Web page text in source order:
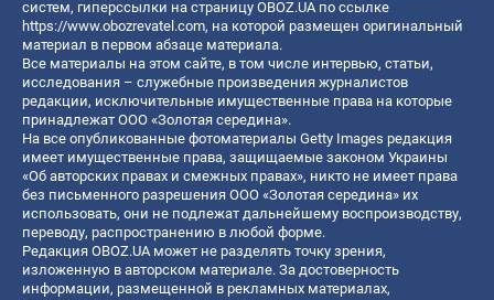
систем, гиперссылки на страницу OBOZ.UA по ссылке
https://www.obozrevatel.com, на которой размещен оригинальный
материал в первом абзаце материала.
Все материалы на этом сайте, в том числе интервью, статьи,
исследования – служебные произведения журналистов
редакции, исключительные имущественные права на которые
принадлежат ООО «Золотая середина».
На все опубликованные фотоматериалы Getty Images редакция
имеет имущественные права, защищаемые законом Украины
«Об авторских правах и смежных правах», никто не имеет права
без письменного разрешения ООО «Золотая середина» их
использовать, они не подлежат дальнейшему воспроизводству,
переводу, распространению в любой форме.
Редакция OBOZ.UA может не разделять точку зрения,
изложенную в авторском материале. За достоверность
информации, размещенной в рекламных материалах,